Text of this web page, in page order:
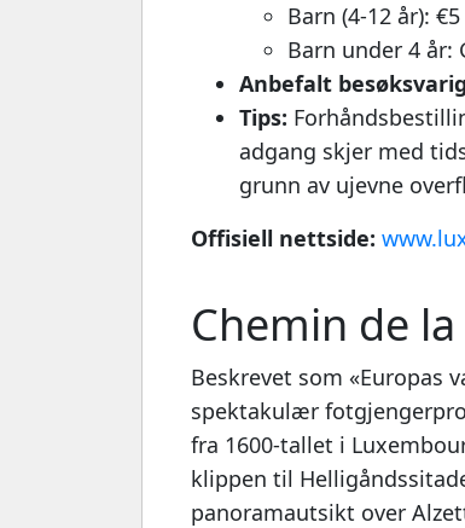
Barn (4-12 år): €5
Barn under 4 år:
Anbefalt
Tips:
adgang skjer med
grunn av ujevne
Offisiell nettside:
Chemin de
Beskrevet som «Europas
spektakulær
fra 1600-tallet i
klippen til
panoramautsikt over